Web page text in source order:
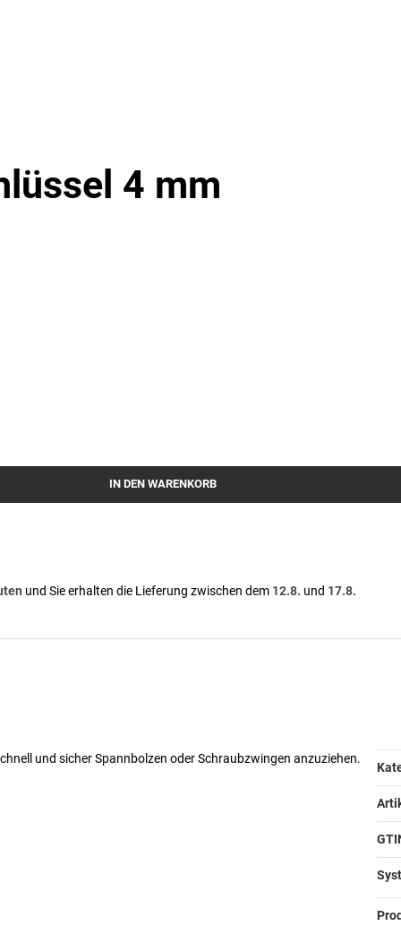
4 mm
IN DEN WARENKORB
und Sie erhalten die Lieferung zwischen dem 12.8. und 17.8.
und sicher Spannbolzen oder Schraubzwingen anzuziehen.